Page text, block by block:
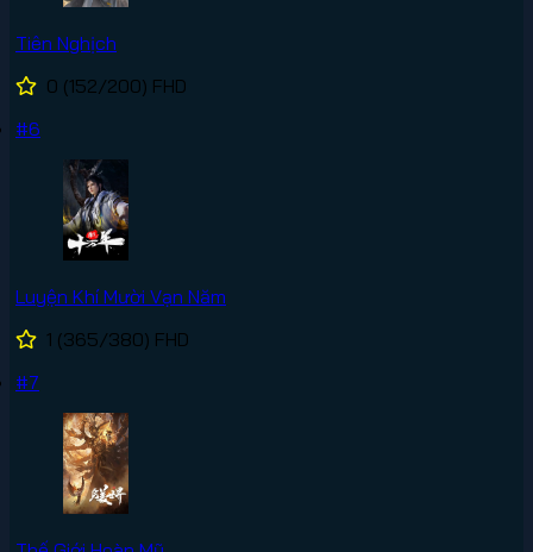
Tiên Nghịch
0 (152/200) FHD
#6
Luyện Khí Mười Vạn Năm
1 (365/380) FHD
#7